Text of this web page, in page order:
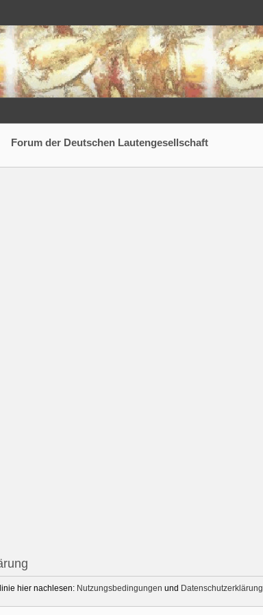
Forum der Deutschen Lautengesellschaft
hier nachlesen: Nutzungsbedingungen und Datenschutzerklärung